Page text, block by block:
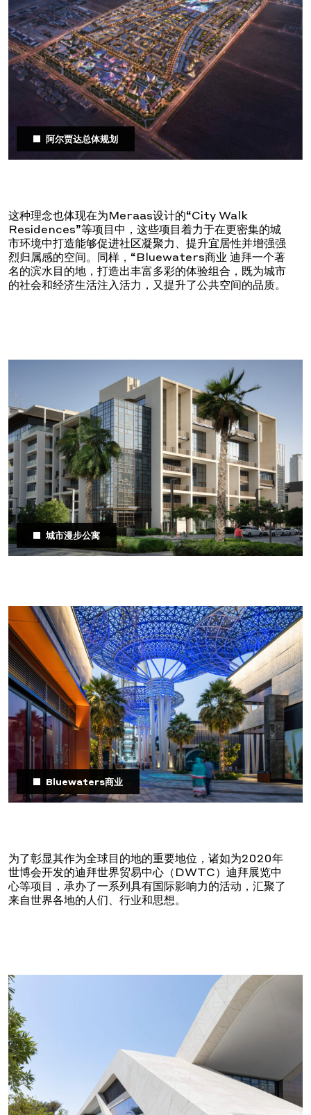
阿尔贾达总体规划
这种理念也体现在为Meraas设计的“City Walk
Residences”等项目中，这些项目着力于在更密集的城
市环境中打造能够促进社区凝聚力、提升宜居性并增强强
烈归属感的空间。同样，“Bluewaters商业 迪拜一个著
名的滨水目的地，打造出丰富多彩的体验组合，既为城市
的社会和经济生活注入活力，又提升了公共空间的品质。
城市漫步公寓
Bluewaters商业
为了彰显其作为全球目的地的重要地位，诸如为2020年
世博会开发的迪拜世界贸易中心（DWTC）迪拜展览中
心等项目，承办了一系列具有国际影响力的活动，汇聚了
来自世界各地的人们、行业和思想。